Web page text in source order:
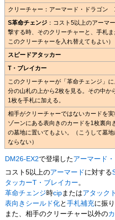
クリーチャー：アーマード・ドラゴン
S革命チェンジ ：コスト5以上のアーマ
撃する時、そのクリーチャーと、手札
このクリーチャーを入れ替えてもよい）
スピードアタッカー
T・ブレイカー
このクリーチャーが「革命チェンジ」
分の山札の上から2枚を見る。その中か
1枚を手札に加える。
相手がクリーチャーではないカードを
ゾーンにある表向きのカードを1枚裏向
の墓地に置いてもよい。（こうして墓
ならない）
DM26-EX2で登場したアーマード
コスト5以上のアーマード に対する
タッカーT・ブレイカー。
革命チェンジ時cipまたはアタック
表向き シールド化と手札補充に振
また、相手のクリーチャー以外の